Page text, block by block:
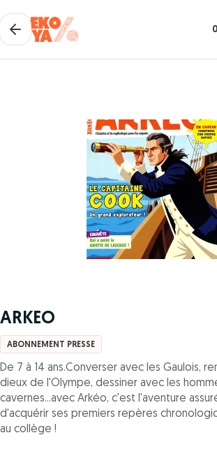
ARKEO
ABONNEMENT PRESSE
De 7 à 14 ans.Converser avec les Gaulois,
dieux de l'Olympe, dessiner avec les
cavernes...avec Arkéo, c'est l'aventure
d'acquérir ses premiers repères
au collège !